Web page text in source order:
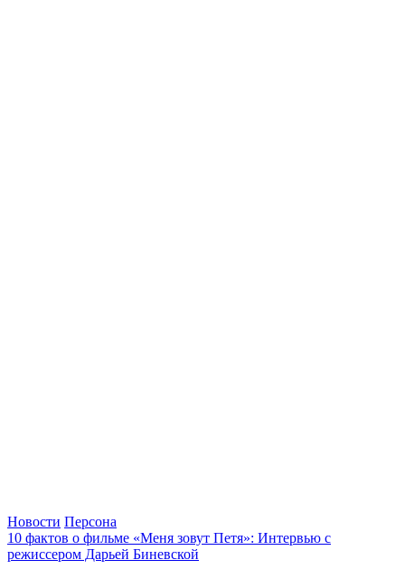
Новости Персона
10 фактов о фильме «Меня зовут Петя»: Интервью с
режиссером Дарьей Биневской